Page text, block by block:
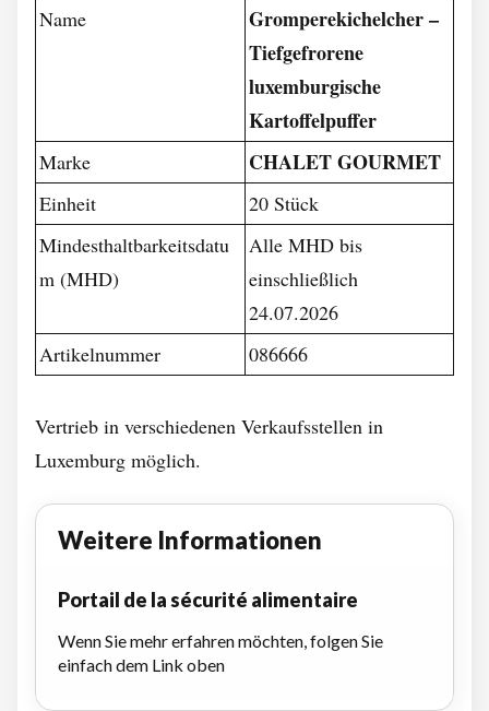
Name
Gromperekichelcher –
Tiefgefrorene
luxemburgische
Kartoffelpuffer
Marke CHALET GOURMET
Einheit
20 Stück
Mindesthaltbarkeitsdatu
m (MHD)
Alle MHD bis
einschließlich
24.07.2026
Artikelnummer
086666
Vertrieb in verschiedenen Verkaufsstellen in
Luxemburg möglich.
Weitere Informationen
Portail de la sécurité alimentaire
Wenn Sie mehr erfahren möchten, folgen Sie
einfach dem Link oben